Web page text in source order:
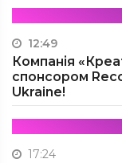
12:49
Компанія
спонсором
Ukraine!
17:24